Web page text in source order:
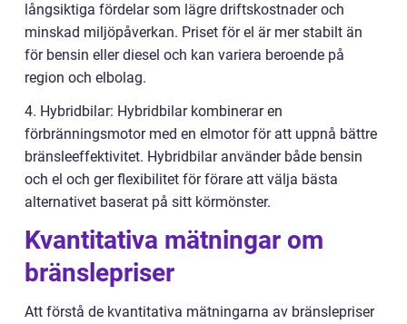
långsiktiga fördelar som lägre driftskostnader och
minskad miljöpåverkan. Priset för el är mer stabilt än
för bensin eller diesel och kan variera beroende på
region och elbolag.
4. Hybridbilar: Hybridbilar kombinerar en
förbränningsmotor med en elmotor för att uppnå bättre
bränsleeffektivitet. Hybridbilar använder både bensin
och el och ger flexibilitet för förare att välja bästa
alternativet baserat på sitt körmönster.
Kvantitativa mätningar om
bränslepriser
Att förstå de kvantitativa mätningarna av bränslepriser